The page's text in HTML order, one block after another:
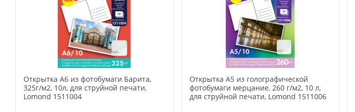
Открытка А6 из фотобумаги Барита,
325г/м2, 10л, для струйной печати,
Lomond 1511004
Открытка А5 из голографической
фотобумаги мерцание, 260 г/м2, 10 л,
для струйной печати, Lomond 1511006